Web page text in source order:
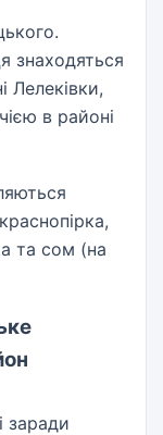
знаходяться
Лелеківки,
в районі
та сом (на
заради